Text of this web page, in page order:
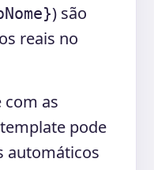
) são
reais no
com as
pode
automáticos